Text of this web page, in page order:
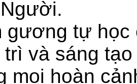
gương tự học
trì và sáng
mọi hoàn